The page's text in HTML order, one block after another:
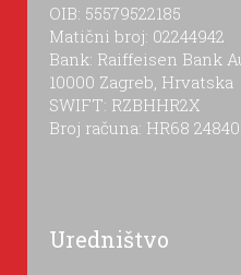
OIB: 55579522185
Matični broj: 02244942
Bank: Raiffeisen Bank
10000 Zagreb, Hrvatska
SWIFT: RZBHHR2X
Broj računa: HR68
Uredništvo